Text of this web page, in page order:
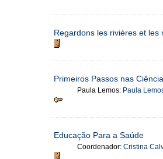
Regardons les rivières et les
Primeiros Passos nas
Paula Lemos: Paula
Educação Para a Saúde
Coordenador:Cristina